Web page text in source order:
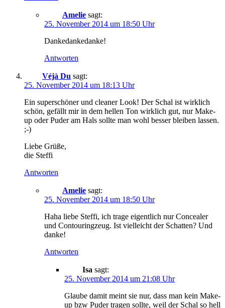
Amelie sagt:
25. November 2014 um 18:50 Uhr
Dankedankedanke!
Antworten
Véjà Du sagt:
25. November 2014 um 18:13 Uhr
Ein superschöner und cleaner Look! Der Schal ist wirklich
schön, gefällt mir in dem hellen Ton wirklich gut, nur Make-
up oder Puder am Hals sollte man wohl besser bleiben lassen.
;-)
Liebe Grüße,
die Steffi
Antworten
Amelie sagt:
25. November 2014 um 18:50 Uhr
Haha liebe Steffi, ich trage eigentlich nur Concealer
und Contouringzeug. Ist vielleicht der Schatten? Und
danke!
Antworten
Isa sagt:
25. November 2014 um 21:08 Uhr
Glaube damit meint sie nur, dass man kein Make-
up bzw Puder tragen sollte, weil der Schal so hell